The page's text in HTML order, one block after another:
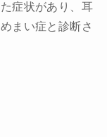
症状があり、耳
まい症と診断さ